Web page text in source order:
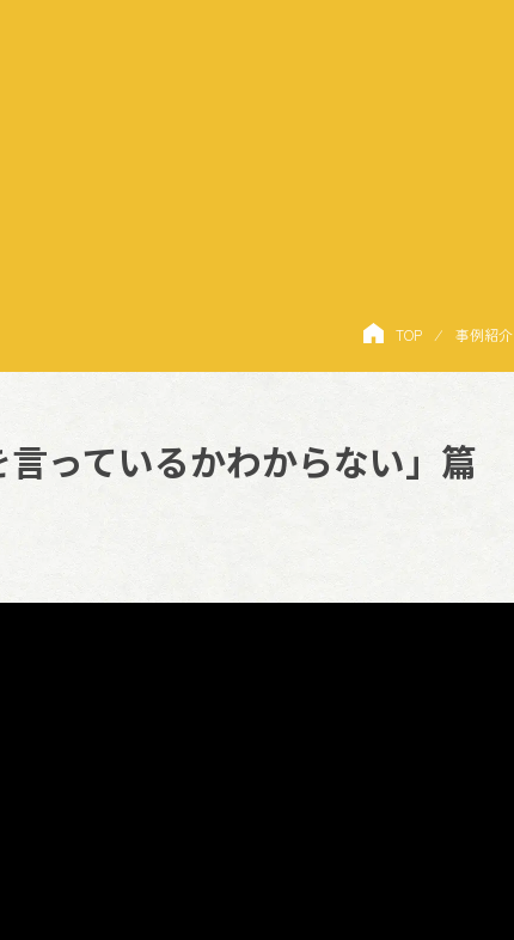
TOP ⁄ 事例紹介
っているかわからない」篇